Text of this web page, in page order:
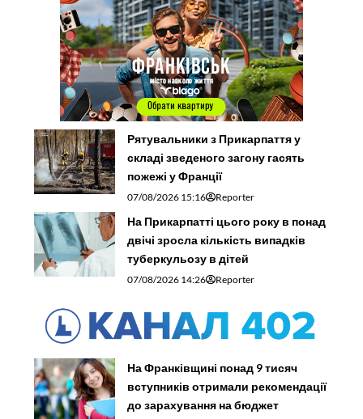
Рятувальники з Прикарпаття у
складі зведеного загону гасять
пожежі у Франції
07/08/2026 15:16 Reporter
На Прикарпатті цього року в понад
двічі зросла кількість випадків
туберкульозу в дітей
07/08/2026 14:26 Reporter
На Франківщині понад 9 тисяч
вступників отримали рекомендації
до зарахування на бюджет